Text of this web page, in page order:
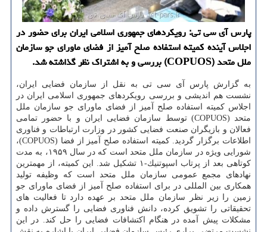
پارس آی سی تی: رویكردهای جمهوری اسلامی ایران برای حضور در
اجلاس آینده كمیته استفاده صلح آمیز از فضای ماورای جو سازمان
ملل متحد (COPUOS) بررسی و به اشتراك نظر گذاشته شد.
به گزارش پارس آی سی تی به نقل از سازمان فضایی ایران،
نشست هم اندیشی و بررسی رویكردهای جمهوری اسلامی ایران در
اجلاس كمیته استفاده صلح آمیز از فضای ماورای جو سازمان ملل
متحد (COPUOS) توسط سازمان فضایی ایران و با حضور تمامی
فعالان و بازیگران صنعت فضایی كشور در وزارت ارتباطات و فناوری
اطلاعات برگزار گردید. كمیته استفاده صلح آمیز از فضا (COPUOS)،
شورایی ویژه در سازمان ملل متحد است كه در سال ۱۹۵۹، به مدت
كوتاهی بعد از پرتاب اسپوتنیك-۱ تشكیل شد. این كمیته، از مهمترین
نهادهای مجمع عمومی سازمان ملل متحد است كه وظیفه تولید
همكاری بین المللی در برای استفاده صلح آمیز از فضای ماورای جو
زمین را زیر نظر سازمان ملل متحد بر عهده دارد تا فعالیت های
تحقیقاتی را تشویق كرده، دانش فناوری فضایی را گسترش داده و
مشكلات پیش آمده در هنگام اكتشافات فضایی را حل كند. در این